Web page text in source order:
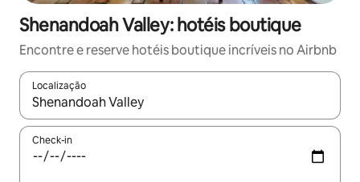
Shenandoah Valley: hotéis boutique
Encontre e reserve hotéis boutique incríveis no Airbnb
Localização
Quando os resultados estiverem disponíveis, explore-os
Check-in